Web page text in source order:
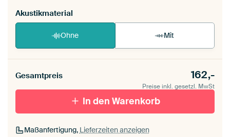
Akustikmaterial
Ohne Mit
Gesamtpreis 162,-
Preise inkl. gesetzl. MwSt
In den Warenkorb
Maßanfertigung, Lieferzeiten anzeigen